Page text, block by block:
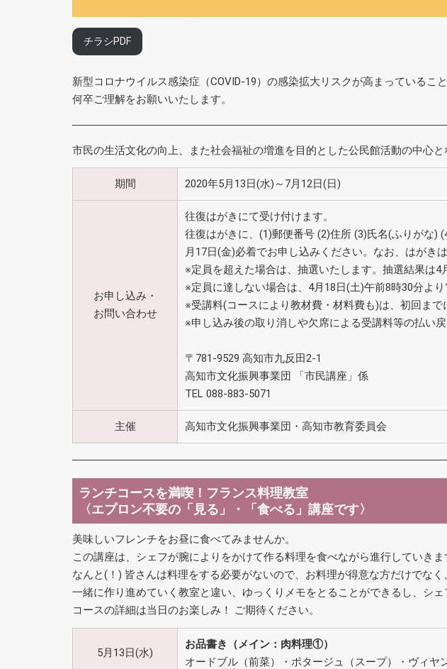
チラシPDF
新型コロナウイルス感染症（COVID-19）の感染拡大リスクが高まっているこ
何卒ご理解をお願いいたします。
市民の生活文化の向上、また社会福祉の増進を目的とした公民館活動の中心
期間 2020年5月13日(水)～7月12日(日)
お申し込み・
お問い合わせ
往復はがきにて受け付けます。
往復はがきに、(1)郵便番号 (2)住所 (3)氏名(ふりがな)
月17日(金)必着でお申し込みください。なお、はがき
※定員を超えた場合は、抽選いたします。抽選結果は4
※定員に達しない場合は、4月18日(土)午前8時30分より
※受講料(コースにより教材費・材料費も)は、初回まで
※申し込み後の取り消しや欠席による受講料等の払い戻
〒781-9529 高知市九反田2-1
高知市文化振興事業団 「市民講座」係
TEL 088-883-5071
主催 高知市文化振興事業団・高知市教育委員会
ランチコースを満喫！フランス料理教室
〈エプロン不要の「見る」・「食べる」講座です〉
美味しいフレンチをお昼に食べてみませんか。
この講座は、シェフが腕によりをかけて作る料理を食べながら進行していきま
なんと(！) 皆さんは料理をする必要がないので、お料理が得意な方だけでな
一緒に作り進めていく教室と違い、ゆっくりメモをとることができるし、シ
コースの詳細は当日のお楽しみ！ ご期待ください。
5月13日(水)
お品書き（メイン：肉料理①）
オードブル（前菜）・ポタージュ（スープ）・ヴィヤ